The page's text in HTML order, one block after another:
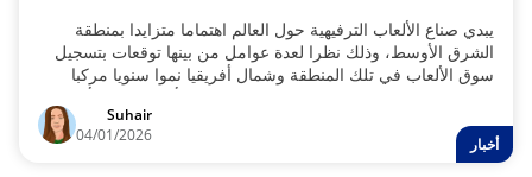
يبدي صناع الألعاب الترفيهية حول العالم اهتماما متزايدا بمنطقة
الشرق الأوسط، وذلك نظرا لعدة عوامل من بينها توقعات بتسجيل
سوق الألعاب في تلك المنطقة وشمال أفريقيا نموا سنويا مركبا
قدره 2.7%.، ما يعني فرصا وتقنيات وخدمات وأيضا خيارات أقوي
Suhair
04/01/2026
أخبار